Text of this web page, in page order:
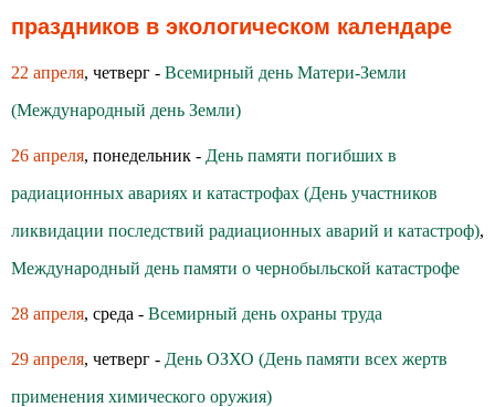
праздников в экологическом календаре
22 апреля, четверг - Всемирный день Матери-Земли
(Международный день Земли)
26 апреля, понедельник - День памяти погибших в
радиационных авариях и катастрофах (День участников
ликвидации последствий радиационных аварий и катастроф),
Международный день памяти о чернобыльской катастрофе
28 апреля, среда - Всемирный день охраны труда
29 апреля, четверг - День ОЗХО (День памяти всех жертв
применения химического оружия)